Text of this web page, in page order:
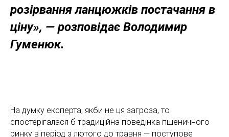
розірвання ланцюжків постачання в
ціну», — розповідає Володимир
Гуменюк.
На думку експерта, якби не ця загроза, то
спостерігалася б традиційна поведінка пшеничного
ринку в період з лютого до травня — поступове